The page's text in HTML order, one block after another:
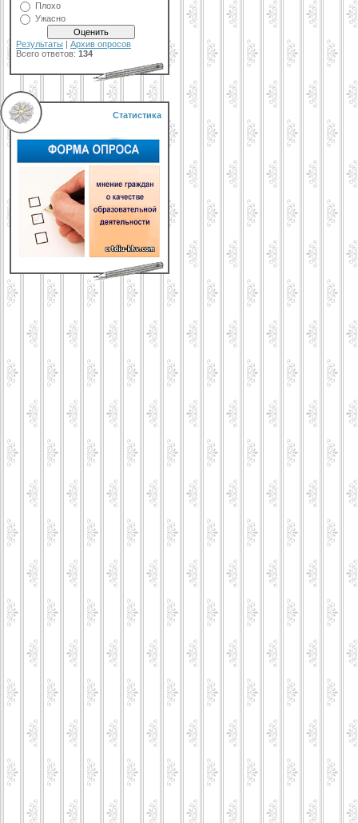
Плохо
Ужасно
Результаты | Архив опросов
Всего ответов: 134
Статистика